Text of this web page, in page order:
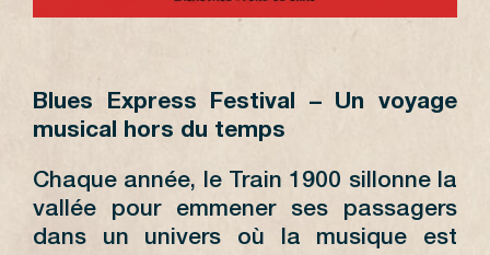
Blues Express Festival – Un voyage
musical hors du temps
Chaque année, le Train 1900 sillonne la
vallée pour emmener ses passagers
dans un univers où la musique est